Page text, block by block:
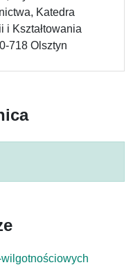
Katedra
i Kształtowania
718 Olsztyn